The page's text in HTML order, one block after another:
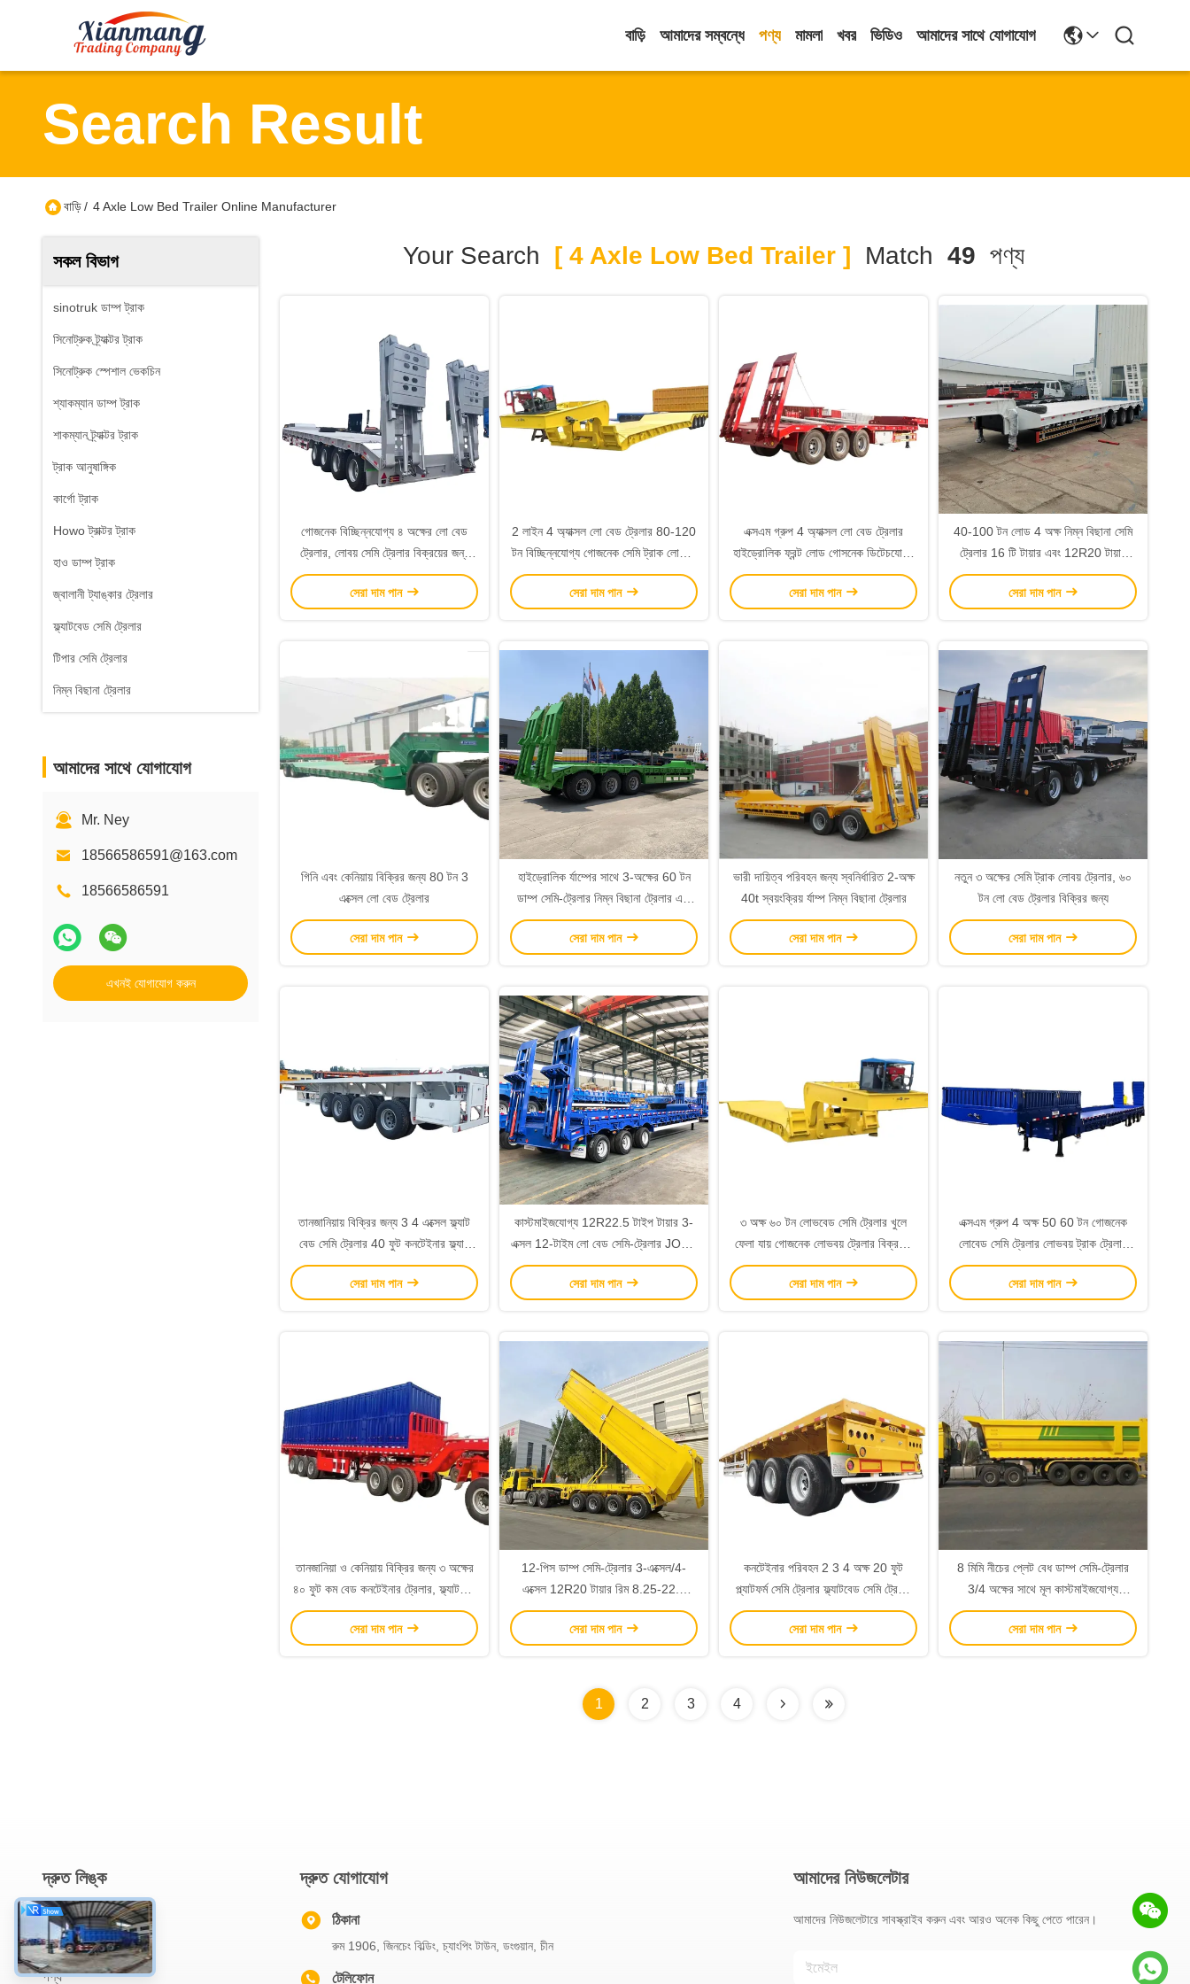
বাড়ি আমাদের সম্বন্ধে পণ্য মামলা খবর ভিডিও আমাদের সাথে যোগাযোগ
Search Result
বাড়ি/ 4 Axle Low Bed Trailer Online Manufacturer
সকল বিভাগ
sinotruk ডাম্প ট্রাক
সিনোট্রুক ট্র্যাক্টর ট্রাক
সিনোট্রুক স্পেশাল ভেকচিন
শ্যাকম্যান ডাম্প ট্রাক
শাকম্যান ট্র্যাক্টর ট্রাক
ট্রাক আনুষাঙ্গিক
কার্গো ট্রাক
Howo ট্রাক্টর ট্রাক
হাও ডাম্প ট্রাক
জ্বালানী ট্যাঙ্কার ট্রেলার
ফ্ল্যাটবেড সেমি ট্রেলার
টিপার সেমি ট্রেলার
নিম্ন বিছানা ট্রেলার
আমাদের সাথে যোগাযোগ
Mr. Ney
18566586591@163.com
18566586591
এখনই যোগাযোগ করুন
Your Search [ 4 Axle Low Bed Trailer ] Match 49 পণ্য
গোজনেক বিচ্ছিন্নযোগ্য ৪ অক্ষের লো বেড
ট্রেলার, লোবয় সেমি ট্রেলার বিক্রয়ের জন্য
মোজাম্বিক
সেরা দাম পান
2 লাইন 4 অ্যাক্সল লো বেড ট্রেলার 80-120
টন বিচ্ছিন্নযোগ্য গোজনেক সেমি ট্রাক লোভবয়
ট্রেলার বিক্রয়ের জন্য মালাউই
সেরা দাম পান
এক্সএম গ্রুপ 4 অ্যাক্সল লো বেড ট্রেলার
হাইড্রোলিক ফ্রন্ট লোড গোসনেক ডিটেচযোগ্য
লোবয় সেমি ট্রেলার নাইজেরিয়ার জন্য
সেরা দাম পান
40-100 টন লোড 4 অক্ষ নিম্ন বিছানা সেমি
ট্রেলার 16 টি টায়ার এবং 12R20 টায়ার
মডেল JOST কিংপিন বোল্ট বা ঝালাই
সেরা দাম পান
গিনি এবং কেনিয়ায় বিক্রির জন্য 80 টন 3
এক্সেল লো বেড ট্রেলার
সেরা দাম পান
হাইড্রোলিক র্যাম্পের সাথে 3-অক্ষের 60 টন
ডাম্প সেমি-ট্রেলার নিম্ন বিছানা ট্রেলার এবং
4/5/6 মিমি পুরু গ্রিড প্লেট
সেরা দাম পান
ভারী দায়িত্ব পরিবহন জন্য স্বনির্ধারিত 2-অক্ষ
40t স্বয়ংক্রিয় র্যাম্প নিম্ন বিছানা ট্রেলার
সেরা দাম পান
নতুন ৩ অক্ষের সেমি ট্রাক লোবয় ট্রেলার, ৬০
টন লো বেড ট্রেলার বিক্রির জন্য
সেরা দাম পান
তানজানিয়ায় বিক্রির জন্য 3 4 এক্সেল ফ্ল্যাট
বেড সেমি ট্রেলার 40 ফুট কনটেইনার ফ্ল্যাট
বেড সেমি ট্রেলার
সেরা দাম পান
কাস্টমাইজযোগ্য 12R22.5 টাইপ টায়ার 3-
এক্সল 12-টাইম লো বেড সেমি-ট্রেলার JOST
2.0 ইঞ্চি কিং পিন সহ
সেরা দাম পান
৩ অক্ষ ৬০ টন লোভবেড সেমি ট্রেলার খুলে
ফেলা যায় গোজনেক লোভবয় ট্রেলার বিক্রয়ের
জন্য সৌদি আরব
সেরা দাম পান
এক্সএম গ্রুপ 4 অক্ষ 50 60 টন গোজনেক
লোবেড সেমি ট্রেলার লোভবয় ট্রাক ট্রেলার
তানজানিয়া এবং কেনিয়ার জন্য
সেরা দাম পান
তানজানিয়া ও কেনিয়ায় বিক্রির জন্য ৩ অক্ষের
৪০ ফুট কম বেড কনটেইনার ট্রেলার, ফ্ল্যাটবেড
সেমি ট্রেলার
সেরা দাম পান
12-পিস ডাম্প সেমি-ট্রেলার 3-এক্সেল/4-
এক্সেল 12R20 টায়ার রিম 8.25-22.5
কাস্টমাইজযোগ্য রঙ
সেরা দাম পান
কনটেইনার পরিবহন 2 3 4 অক্ষ 20 ফুট
প্ল্যাটফর্ম সেমি ট্রেলার ফ্ল্যাটবেড সেমি ট্রেলার
ফুয়া / বিপি অক্ষের সাথে বিক্রয়ের জন্য
সেরা দাম পান
8 মিমি নীচের প্লেট বেধ ডাম্প সেমি-ট্রেলার
3/4 অক্ষের সাথে মূল কাস্টমাইজযোগ্য
FUWA/BPW আমেরিকান মেকানিক্যাল
সাসপেনশন
সেরা দাম পান
1 2 3 4
দ্রুত লিঙ্ক
বাড়ি
আমাদের সম্বন্ধে
পণ্য
দ্রুত যোগাযোগ
ঠিকানা
রুম 1906, জিনচেং বিল্ডিং, চ্যাংপিং টাউন, ডংগুয়ান, চীন
টেলিফোন
আমাদের নিউজলেটার
আমাদের নিউজলেটারে সাবস্ক্রাইব করুন এবং আরও অনেক কিছু পেতে পারেন।